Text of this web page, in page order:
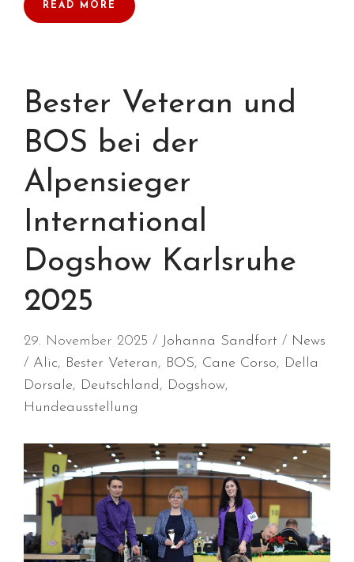
Januar 2020
Dezember 2019
September 2019
August 2019
Juli 2019
Juni 2019
Dezember 2018
September 2018
August 2018
Juli 2018
Juni 2018
April 2018
READ MORE
Bester Veteran und
BOS bei der
Alpensieger
International
Dogshow Karlsruhe
2025
29. November 2025 Johanna Sandfort
News
Alic, Bester Veteran, BOS, Cane Corso, Della
Dorsale, Deutschland, Dogshow,
Hundeausstellung